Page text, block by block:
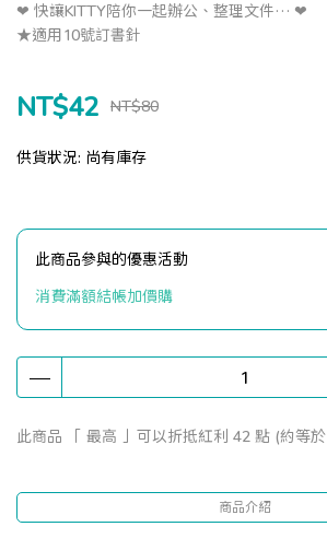
❤ 快讓KITTY陪你一起辦公、整理文件… ❤
★適用10號訂書針
NT$42 NT$80
供貨狀況: 尚有庫存
此商品參與的優惠活動
消費滿額結帳加價購
此商品 「 最高 」可以折抵紅利 42 點 (約等於
商品介紹